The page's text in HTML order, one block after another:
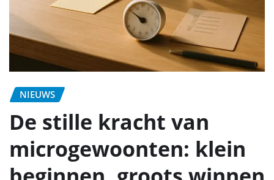
NIEUWS
De stille kracht van
microgewoonten: klein